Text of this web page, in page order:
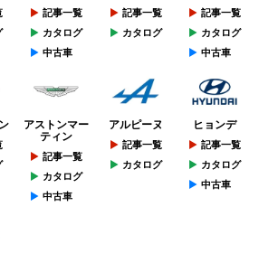
記事一覧
カタログ
中古車
記事一覧
カタログ
記事一覧
カタログ
中古車
アストンマー
ティン
記事一覧
カタログ
中古車
アルピーヌ
記事一覧
カタログ
ヒョンデ
記事一覧
カタログ
中古車